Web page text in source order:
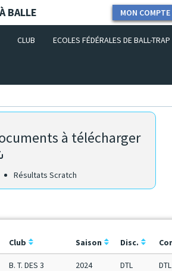
BALLE MON COMPTE
CLUB ECOLES FÉDÉRALES DE BALL-TRAP
à télécharger
Résultats Scratch
Club Saison Disc.
B. T. DES 3
2024 DTL